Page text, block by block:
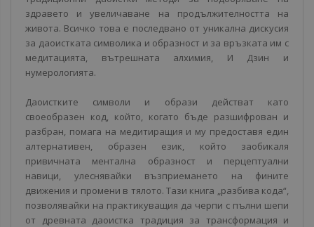
здравето и увеличаване на продължителността на
живота. Всичко това е последвано от уникална дискусия
за даоистката символика и образност и за връзката им с
медитацията, вътрешната алхимия, И Дзин и
нумерологията.
Даоистките символи и образи действат като
своеобразен код, който, когато бъде разшифрован и
разбран, помага на медитиращия и му предоставя един
алтернативен, образен език, който заобикаля
привичната ментална образност и перцептуални
навици, улеснявайки възприемането на фините
движения и промени в тялото. Тази книга „разбива кода“,
позволявайки на практикуващия да черпи с пълни шепи
от древната даоистка традиция за трансформация и